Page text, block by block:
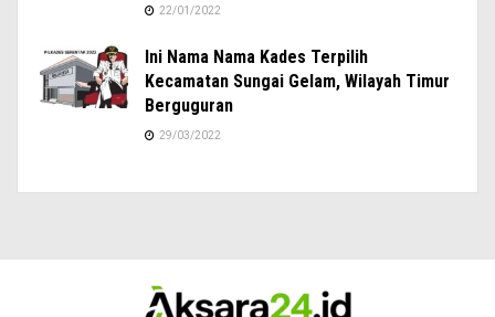
22/01/2022
Ini Nama Nama Kades Terpilih
Kecamatan Sungai Gelam, Wilayah Timur
Berguguran
29/03/2022